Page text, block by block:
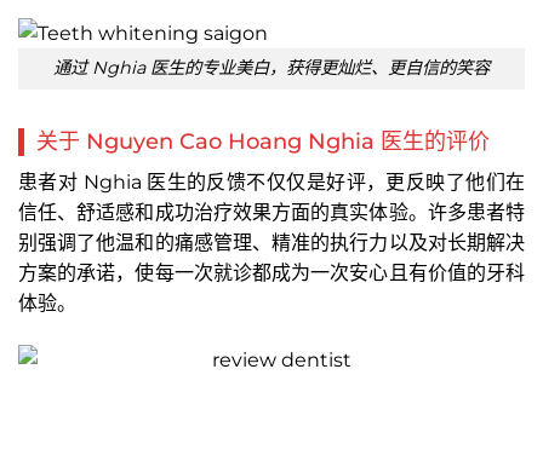
通过 Nghia 医生的专业美白，获得更灿烂、更自信的笑容
关于 Nguyen Cao Hoang Nghia 医生的评价
患者对 Nghia 医生的反馈不仅仅是好评，更反映了他们在
信任、舒适感和成功治疗效果方面的真实体验。许多患者特
别强调了他温和的痛感管理、精准的执行力以及对长期解决
方案的承诺，使每一次就诊都成为一次安心且有价值的牙科
体验。